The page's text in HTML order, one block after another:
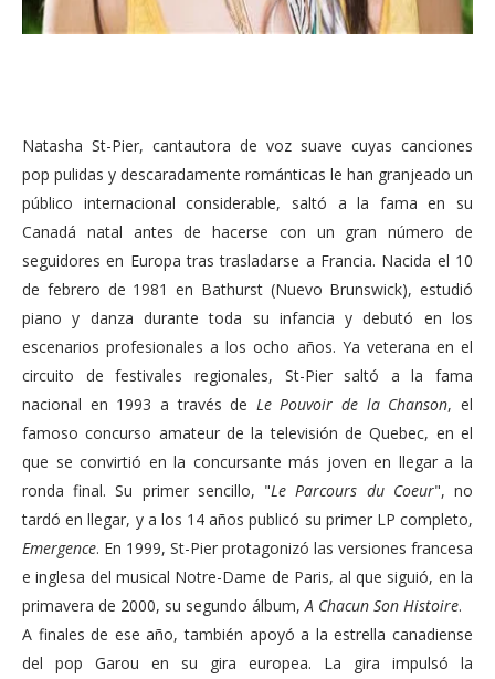
Natasha St-Pier, cantautora de voz suave cuyas canciones
pop pulidas y descaradamente románticas le han granjeado un
público internacional considerable, saltó a la fama en su
Canadá natal antes de hacerse con un gran número de
seguidores en Europa tras trasladarse a Francia. Nacida el 10
de febrero de 1981 en Bathurst (Nuevo Brunswick), estudió
piano y danza durante toda su infancia y debutó en los
escenarios profesionales a los ocho años. Ya veterana en el
circuito de festivales regionales, St-Pier saltó a la fama
nacional en 1993 a través de Le Pouvoir de la Chanson, el
famoso concurso amateur de la televisión de Quebec, en el
que se convirtió en la concursante más joven en llegar a la
ronda final. Su primer sencillo, "Le Parcours du Coeur", no
tardó en llegar, y a los 14 años publicó su primer LP completo,
Emergence. En 1999, St-Pier protagonizó las versiones francesa
e inglesa del musical Notre-Dame de Paris, al que siguió, en la
primavera de 2000, su segundo álbum,A Chacun Son Histoire.
A finales de ese año, también apoyó a la estrella canadiense
del pop Garou en su gira europea. La gira impulsó la